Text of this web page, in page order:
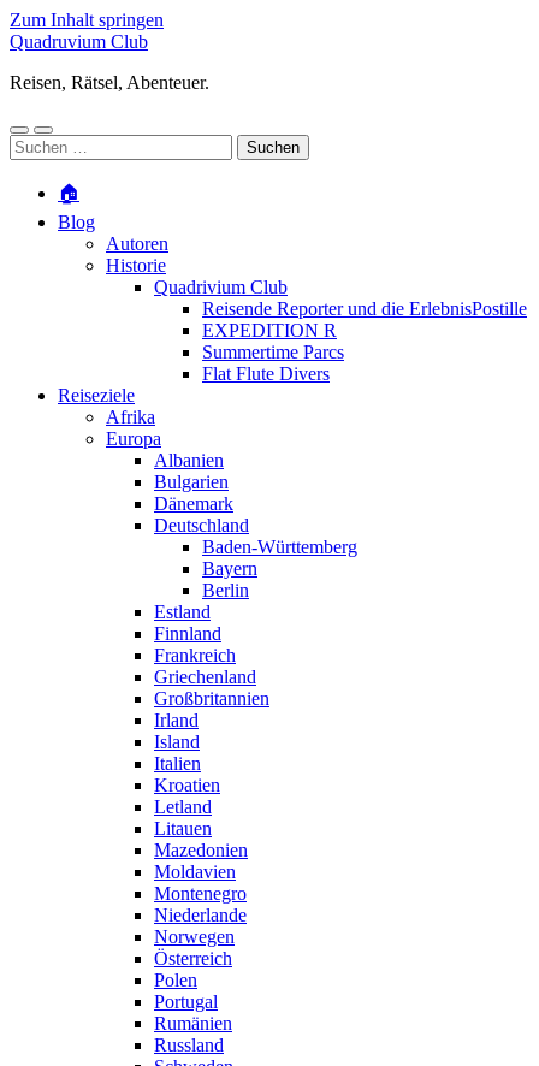
Zum Inhalt springen
Quadruvium Club
Reisen, Rätsel, Abenteuer.
Mobile-
Menü
Suchfeld
ein-/ausblenden
Suchen
nach:
🏠
Blog
Autoren
Historie
Quadrivium Club
Reisende Reporter und die ErlebnisPostille
EXPEDITION R
Summertime Parcs
Flat Flute Divers
Reiseziele
Afrika
Europa
Albanien
Bulgarien
Dänemark
Deutschland
Baden-Württemberg
Bayern
Berlin
Estland
Finnland
Frankreich
Griechenland
Großbritannien
Irland
Island
Italien
Kroatien
Letland
Litauen
Mazedonien
Moldavien
Montenegro
Niederlande
Norwegen
Österreich
Polen
Portugal
Rumänien
Russland